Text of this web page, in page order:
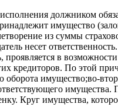
должником
имущество
из суммы
несет
прояв­ляется в
кредиторов. По этой
оборота имущество;во-
Круг имущества,